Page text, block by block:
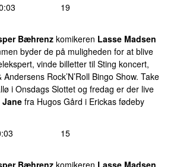
19
Bæhrenz komikeren Lasse Madsen
byder de på muligheden for at blive
vinde billetter til Sting koncert,
Rock’N’Roll Bingo Show. Take
i Onsdags Slottet og fredag er der live
Janefra Hugos Gård i Erickas fødeby
15